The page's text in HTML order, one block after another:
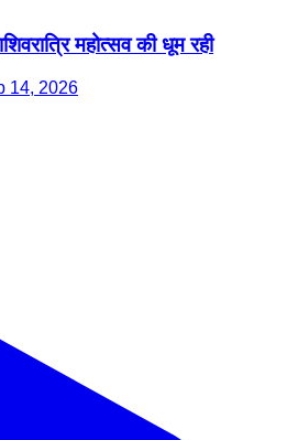
महोत्सव की धूम रही
14, 2026